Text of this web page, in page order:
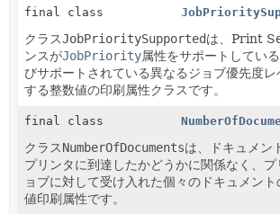
final class
クラスJobPrioritySupportedは、Print
ンスがJobPriority属性をサポートしてい
びサポートされている異なるジョブ優先度レ
する整数値の印刷属性クラスです。
final class
クラスNumberOfDocumentsは、ドキュメン
プリンタに到達したかどうかに関係なく、
ョブに対して受け入れた個々のドキュメン
値印刷属性です。